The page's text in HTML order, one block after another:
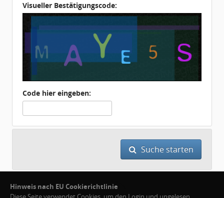
Visueller Bestätigungscode:
Code hier eingeben:
Suche starten
Hinweis nach EU Cookierichtlinie